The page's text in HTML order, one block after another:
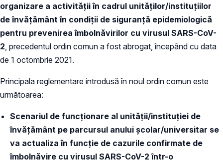
organizare a activității în cadrul unităților/instituțiilor
de învățământ în condiții de siguranță epidemiologică
pentru prevenirea îmbolnăvirilor cu virusul SARS-CoV-
2 , precedentul ordin comun a fost abrogat, începând cu data
de 1 octombrie 2021.
Principala reglementare introdusă în noul ordin comun este
următoarea:
Scenariul de funcționare al unității/instituției de
învățământ pe parcursul anului școlar/universitar se
va actualiza în funcție de cazurile confirmate de
îmbolnăvire cu virusul SARS-CoV-2 într-o